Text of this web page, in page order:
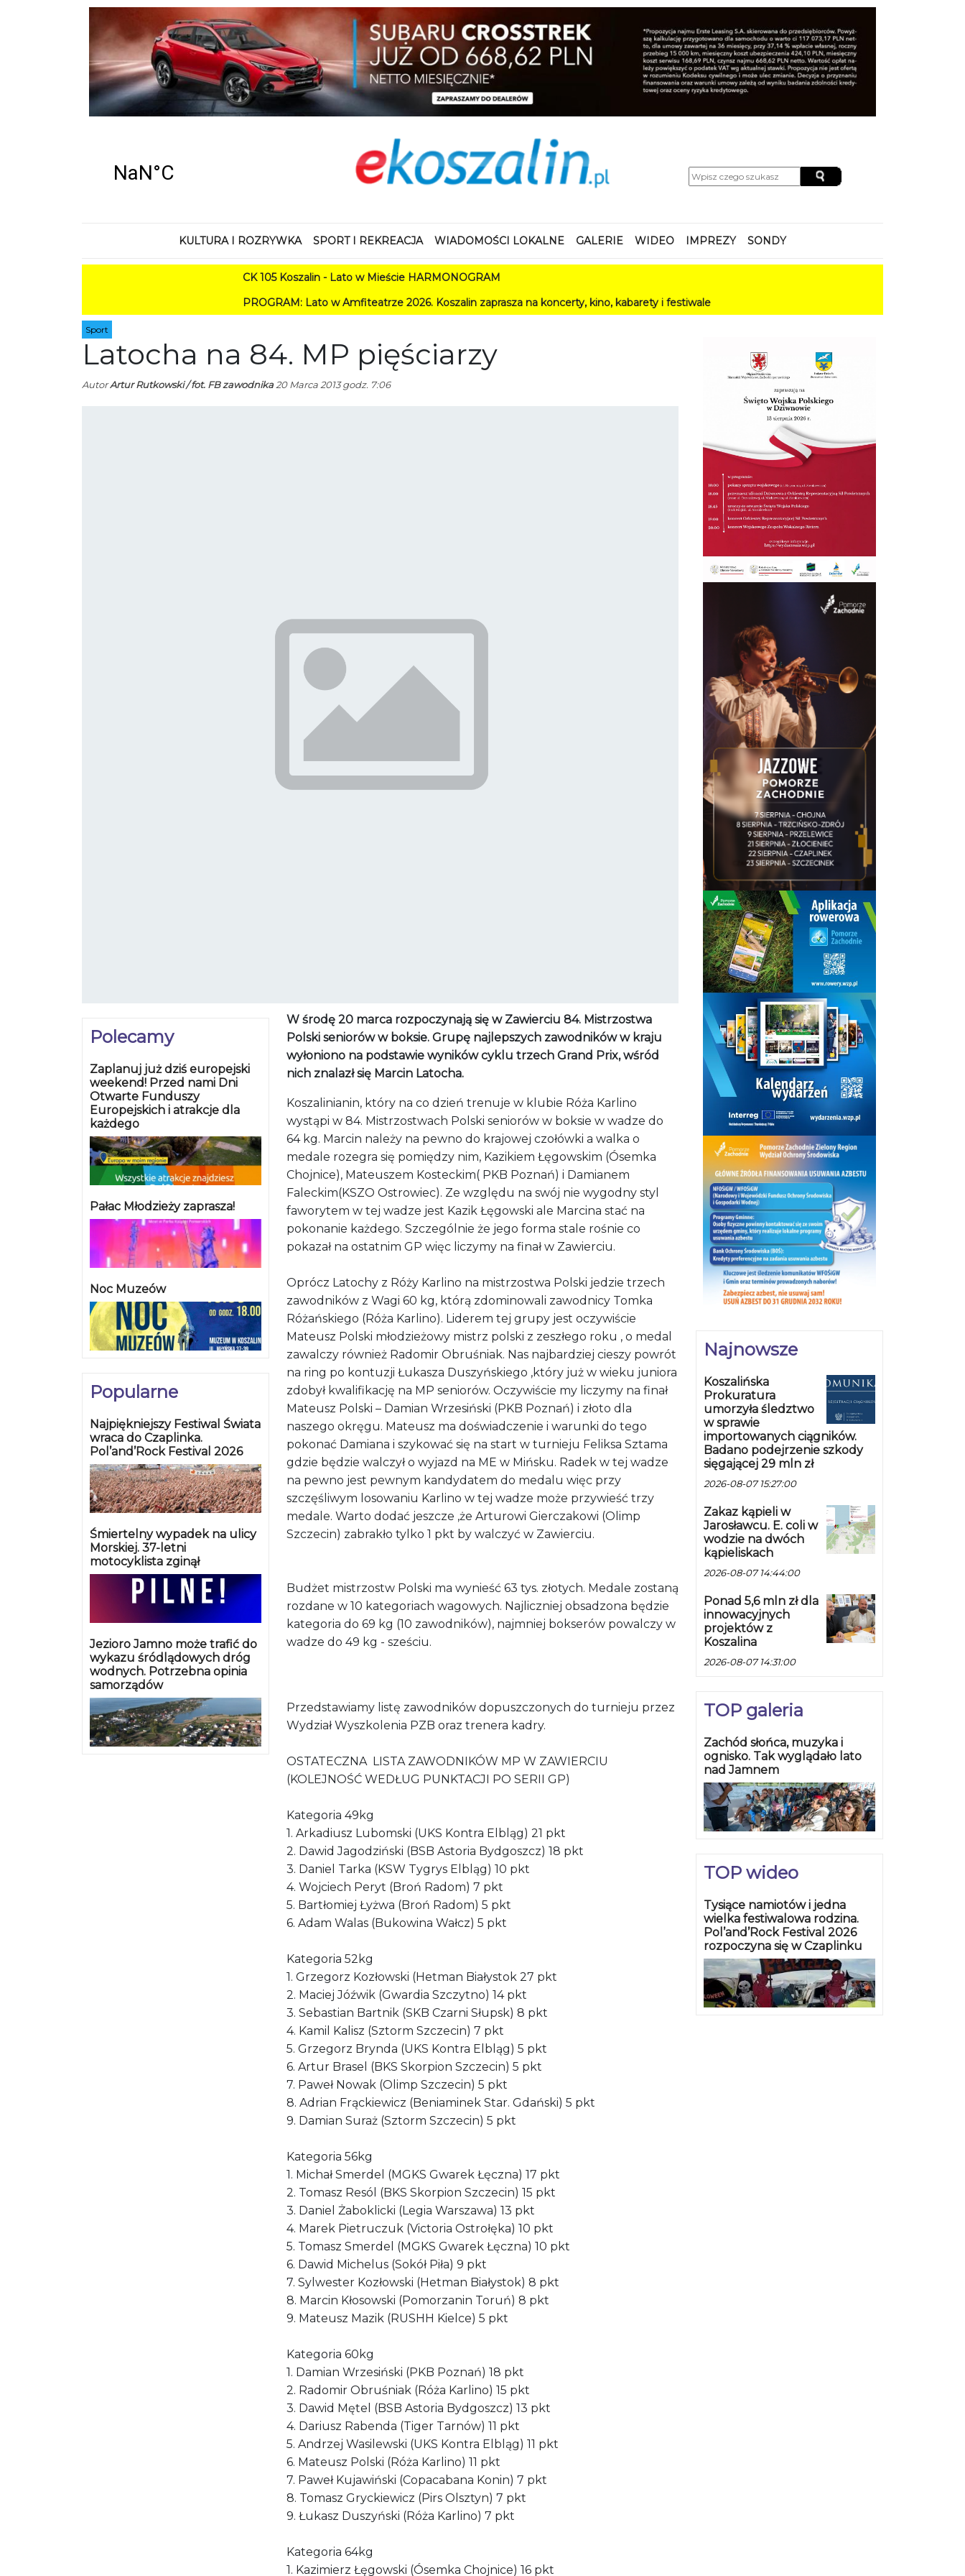
KULTURA I ROZRYWKA SPORT I REKREACJA WIADOMOŚCI LOKALNE GALERIE WIDEO IMPREZY SONDY
CK 105 Koszalin - Lato w Mieście HARMONOGRAM
PROGRAM: Lato w Amfiteatrze 2026. Koszalin zaprasza na koncerty, kino, kabarety i festiwale
Sport
Latocha na 84. MP pięściarzy
AutorArtur Rutkowski / fot. FB zawodnika20 Marca 2013 godz. 7:06
Polecamy
Zaplanuj już dziś europejski
weekend! Przed nami Dni
Otwarte Funduszy
Europejskich i atrakcje dla
każdego
Pałac Młodzieży zaprasza!
Noc Muzeów
Popularne
Najpiękniejszy Festiwal Świata
wraca do Czaplinka.
Pol’and’Rock Festival 2026
Śmiertelny wypadek na ulicy
Morskiej. 37-letni
motocyklista zginął
Jezioro Jamno może trafić do
wykazu śródlądowych dróg
wodnych. Potrzebna opinia
samorządów
W środę 20 marca rozpoczynają się w Zawierciu 84. Mistrzostwa
Polski seniorów w boksie. Grupę najlepszych zawodników w kraju
wyłoniono na podstawie wyników cyklu trzech Grand Prix, wśród
nich znalazł się Marcin Latocha.
Koszalinianin, który na co dzień trenuje w klubie Róża Karlino
wystąpi w 84. Mistrzostwach Polski seniorów w boksie w wadze do
64 kg. Marcin należy na pewno do krajowej czołówki a walka o
medale rozegra się pomiędzy nim, Kazikiem Łęgowskim (Ósemka
Chojnice), Mateuszem Kosteckim( PKB Poznań) i Damianem
Faleckim(KSZO Ostrowiec). Ze względu na swój nie wygodny styl
faworytem w tej wadze jest Kazik Łęgowski ale Marcina stać na
pokonanie każdego. Szczególnie że jego forma stale rośnie co
pokazał na ostatnim GP więc liczymy na finał w Zawierciu.
Oprócz Latochy z Róży Karlino na mistrzostwa Polski jedzie trzech
zawodników z Wagi 60 kg, którą zdominowali zawodnicy Tomka
Różańskiego (Róża Karlino). Liderem tej grupy jest oczywiście
Mateusz Polski młodzieżowy mistrz polski z zeszłego roku , o medal
zawalczy również Radomir Obruśniak. Nas najbardziej cieszy powrót
na ring po kontuzji Łukasza Duszyńskiego ,który już w wieku juniora
zdobył kwalifikację na MP seniorów. Oczywiście my liczymy na finał
Mateusz Polski – Damian Wrzesiński (PKB Poznań) i złoto dla
naszego okręgu. Mateusz ma doświadczenie i warunki do tego
pokonać Damiana i szykować się na start w turnieju Feliksa Sztama
gdzie będzie walczył o wyjazd na ME w Mińsku. Radek w tej wadze
na pewno jest pewnym kandydatem do medalu więc przy
szczęśliwym losowaniu Karlino w tej wadze może przywieść trzy
medale. Warto dodać jeszcze ,że Arturowi Gierczakowi (Olimp
Szczecin) zabrakło tylko 1 pkt by walczyć w Zawierciu.
Budżet mistrzostw Polski ma wynieść 63 tys. złotych. Medale zostaną
rozdane w 10 kategoriach wagowych. Najliczniej obsadzona będzie
kategoria do 69 kg (10 zawodników), najmniej bokserów powalczy w
wadze do 49 kg - sześciu.
Przedstawiamy listę zawodników dopuszczonych do turnieju przez
Wydział Wyszkolenia PZB oraz trenera kadry.
OSTATECZNA LISTA ZAWODNIKÓW MP W ZAWIERCIU
(KOLEJNOŚĆ WEDŁUG PUNKTACJI PO SERII GP)
Kategoria 49kg
1. Arkadiusz Lubomski (UKS Kontra Elbląg) 21 pkt
2. Dawid Jagodziński (BSB Astoria Bydgoszcz) 18 pkt
3. Daniel Tarka (KSW Tygrys Elbląg) 10 pkt
4. Wojciech Peryt (Broń Radom) 7 pkt
5. Bartłomiej Łyżwa (Broń Radom) 5 pkt
6. Adam Walas (Bukowina Wałcz) 5 pkt
Kategoria 52kg
1. Grzegorz Kozłowski (Hetman Białystok 27 pkt
2. Maciej Jóźwik (Gwardia Szczytno) 14 pkt
3. Sebastian Bartnik (SKB Czarni Słupsk) 8 pkt
4. Kamil Kalisz (Sztorm Szczecin) 7 pkt
5. Grzegorz Brynda (UKS Kontra Elbląg) 5 pkt
6. Artur Brasel (BKS Skorpion Szczecin) 5 pkt
7. Paweł Nowak (Olimp Szczecin) 5 pkt
8. Adrian Frąckiewicz (Beniaminek Star. Gdański) 5 pkt
9. Damian Suraż (Sztorm Szczecin) 5 pkt
Kategoria 56kg
1. Michał Smerdel (MGKS Gwarek Łęczna) 17 pkt
2. Tomasz Resól (BKS Skorpion Szczecin) 15 pkt
3. Daniel Żaboklicki (Legia Warszawa) 13 pkt
4. Marek Pietruczuk (Victoria Ostrołęka) 10 pkt
5. Tomasz Smerdel (MGKS Gwarek Łęczna) 10 pkt
6. Dawid Michelus (Sokół Piła) 9 pkt
7. Sylwester Kozłowski (Hetman Białystok) 8 pkt
8. Marcin Kłosowski (Pomorzanin Toruń) 8 pkt
9. Mateusz Mazik (RUSHH Kielce) 5 pkt
Kategoria 60kg
1. Damian Wrzesiński (PKB Poznań) 18 pkt
2. Radomir Obruśniak (Róża Karlino) 15 pkt
3. Dawid Mętel (BSB Astoria Bydgoszcz) 13 pkt
4. Dariusz Rabenda (Tiger Tarnów) 11 pkt
5. Andrzej Wasilewski (UKS Kontra Elbląg) 11 pkt
6. Mateusz Polski (Róża Karlino) 11 pkt
7. Paweł Kujawiński (Copacabana Konin) 7 pkt
8. Tomasz Gryckiewicz (Pirs Olsztyn) 7 pkt
9. Łukasz Duszyński (Róża Karlino) 7 pkt
Kategoria 64kg
1. Kazimierz Łęgowski (Ósemka Chojnice) 16 pkt
Najnowsze
Koszalińska
Prokuratura
umorzyła śledztwo
w sprawie
importowanych ciągników.
Badano podejrzenie szkody
sięgającej 29 mln zł
2026-08-07 15:27:00
Zakaz kąpieli w
Jarosławcu. E. coli w
wodzie na dwóch
kąpieliskach
2026-08-07 14:44:00
Ponad 5,6 mln zł dla
innowacyjnych
projektów z
Koszalina
2026-08-07 14:31:00
TOP galeria
Zachód słońca, muzyka i
ognisko. Tak wyglądało lato
nad Jamnem
TOP wideo
Tysiące namiotów i jedna
wielka festiwalowa rodzina.
Pol’and’Rock Festival 2026
rozpoczyna się w Czaplinku